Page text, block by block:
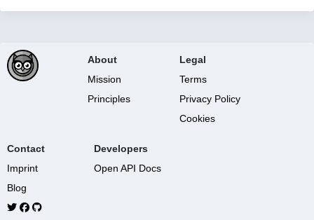
About
Mission
Principles
Legal
Terms
Privacy Policy
Cookies
Contact
Imprint
Blog
Developers
Open API Docs